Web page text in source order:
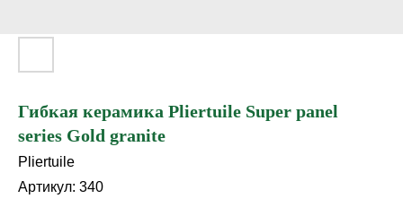
Гибкая керамика Pliertuile Super panel
series Gold granite
Pliertuile
Артикул: 340